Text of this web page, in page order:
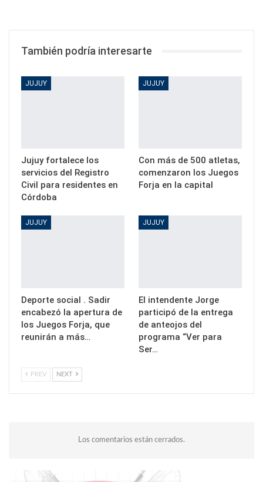
También podría interesarte
JUJUY
Jujuy fortalece los
servicios del Registro
Civil para residentes en
Córdoba
JUJUY
Con más de 500 atletas,
comenzaron los Juegos
Forja en la capital
JUJUY
Deporte social . Sadir
encabezó la apertura de
los Juegos Forja, que
reunirán a más…
JUJUY
El intendente Jorge
participó de la entrega
de anteojos del
programa “Ver para
Ser…
PREV NEXT
Los comentarios están cerrados.